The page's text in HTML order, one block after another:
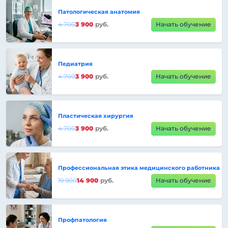
Патологическая анатомия
4 7003 900 руб. Начать обучение
Педиатрия
4 7003 900 руб. Начать обучение
Пластическая хирургия
4 7003 900 руб. Начать обучение
Профессиональная этика медицинского работника
19 90014 900 руб. Начать обучение
Профпатология